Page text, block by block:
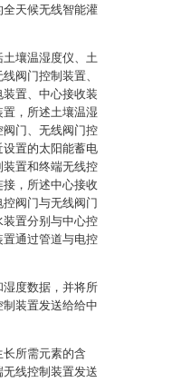
天候无线智能灌
壤温湿度仪、土
阀门控制装置、
置、中心接收装
，所述土壤温湿
门、无线阀门控
置的太阳能蓄电
置和终端无线控
，所述中心接收
阀门与无线阀门
置分别与中心控
通过管道与电控
度数据，并将所
装置发送给给中
所需元素的含
线控制装置发送